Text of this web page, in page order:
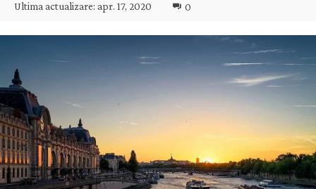
Ultima actualizare: apr. 17, 2020 0